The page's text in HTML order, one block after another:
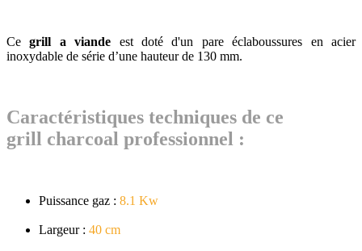
Cegrill a viande est doté d'un pare éclaboussures en acier
inoxydable de série d’une hauteur de 130 mm.
Caractéristiques techniques de ce
grill charcoal professionnel :
Puissance gaz : 8.1 Kw
Largeur : 40 cm